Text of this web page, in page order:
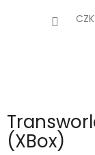
CZK
(XBox)